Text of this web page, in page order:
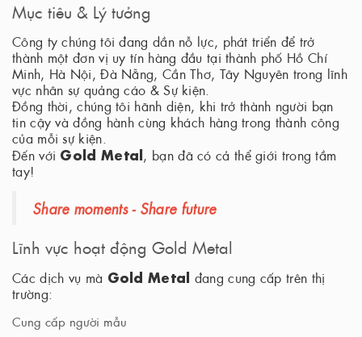
Mục tiêu & Lý tưởng
Công ty chúng tôi đang dần nỗ lực, phát triển để trở
thành một đơn vị uy tín hàng đầu tại thành phố Hồ Chí
Minh, Hà Nội, Đà Nẵng, Cần Thơ, Tây Nguyên trong lĩnh
vực nhân sự quảng cáo & Sự kiện.
Đồng thời, chúng tôi hãnh diện, khi trở thành người bạn
tin cậy và đồng hành cùng khách hàng trong thành công
của mỗi sự kiện.
Đến với Gold Metal , bạn đã có cả thể giới trong tầm
tay!
Share moments - Share future
Lĩnh vực hoạt động Gold Metal
Các dịch vụ mà Gold Metal đang cung cấp trên thị
trường:
Cung cấp người mẫu